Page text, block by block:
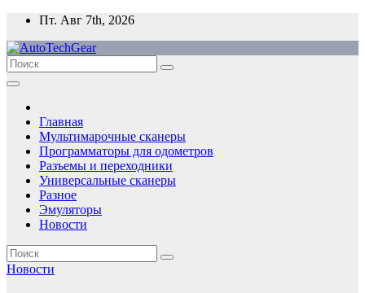
Перейти
содержимому
Пт. Авг 7th, 2026
Главная
Мультимарочные сканеры
Программаторы для одометров
Разъемы и переходники
Универсальные сканеры
Разное
Эмуляторы
Новости
Новости